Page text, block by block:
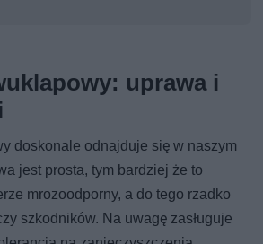
uprawa i
doskonale odnajduje się w naszym
jest prosta, tym bardziej że to
mrozoodporny, a do tego rzadko
szkodników. Na uwagę zasługuje